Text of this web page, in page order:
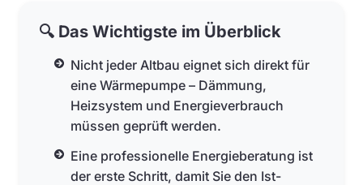
🔍 Das Wichtigste im Überblick
Nicht jeder Altbau eignet sich direkt für
eine Wärmepumpe – Dämmung,
Heizsystem und Energieverbrauch
müssen geprüft werden.
Eine professionelle Energieberatung ist
der erste Schritt, damit Sie den Ist-